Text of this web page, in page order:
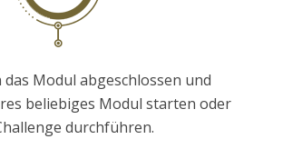
das Modul abgeschlossen und
beliebiges Modul starten oder
durchführen.